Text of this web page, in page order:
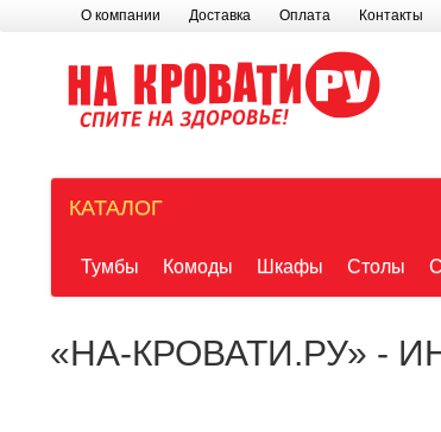
О компании Доставка Оплата Контакты
КАТАЛОГ
Тумбы Комоды Шкафы Столы
«НА-КРОВАТИ.РУ» -